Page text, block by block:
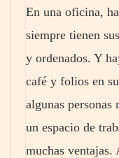
En una oficina,
siempre tienen
y ordenados. Y
café y folios en
algunas personas
un espacio de
muchas ventajas.